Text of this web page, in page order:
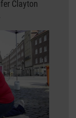
Clayton